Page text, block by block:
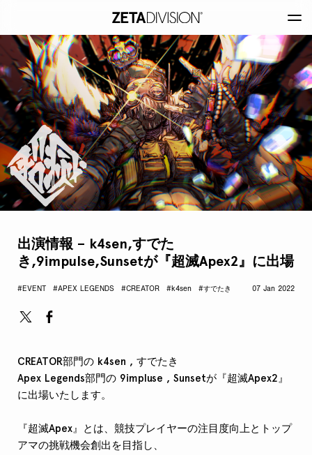
出演情報 – k4sen,すでた
き,9impulse,Sunsetが『超滅Apex2』に出場
#EVENT #APEX LEGENDS #CREATOR #k4sen #すでたき 07 Jan 2022
CREATOR部門の k4sen , すでたき
Apex Legends部門の 9impluse , Sunsetが『超滅Apex2』
に出場いたします。
『超滅Apex』とは、競技プレイヤーの注目度向上とトップ
アマの挑戦機会創出を目指し、